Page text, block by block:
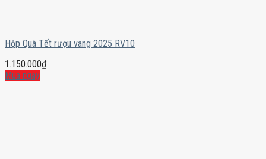
Hộp Quà Tết rượu vang 2025 RV10
1.150.000₫
Mua ngay